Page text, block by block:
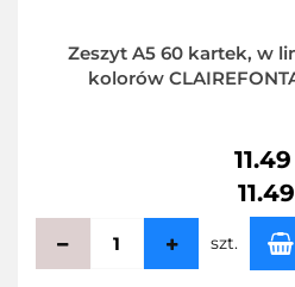
Zeszyt A5 60 kartek, w
kolorów
11.49
11.49
szt.